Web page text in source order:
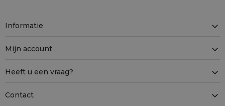
Informatie
Mijn account
Heeft u een vraag?
Contact